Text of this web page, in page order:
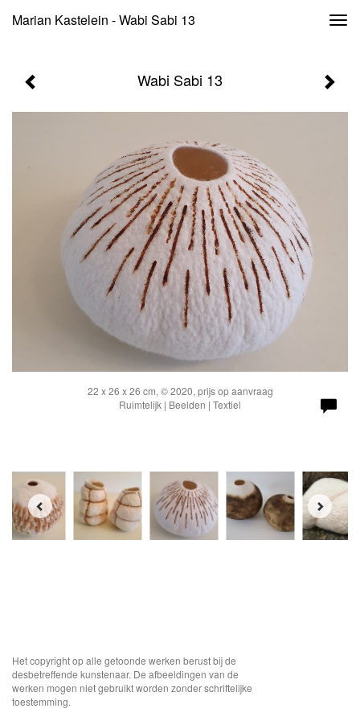
Marian Kastelein - Wabi Sabi 13
Wabi Sabi 13
22 x 26 x 26 cm, © 2020, prijs op aanvraag
Ruimtelijk | Beelden | Textiel
Het copyright op alle getoonde werken berust bij de
desbetreffende kunstenaar. De afbeeldingen van de
werken mogen niet gebruikt worden zonder schriftelijke
toestemming.